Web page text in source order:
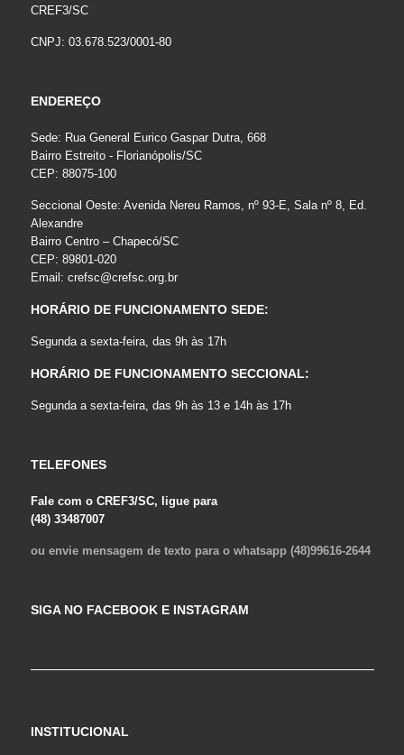
CREF3/SC
CNPJ: 03.678.523/0001-80
ENDEREÇO
Sede: Rua General Eurico Gaspar Dutra, 668
Bairro Estreito - Florianópolis/SC
CEP: 88075-100
Seccional Oeste: Avenida Nereu Ramos, nº 93-E, Sala nº 8, Ed.
Alexandre
Bairro Centro – Chapecó/SC
CEP: 89801-020
Email: crefsc@crefsc.org.br
HORÁRIO DE FUNCIONAMENTO SEDE:
Segunda a sexta-feira, das 9h às 17h
HORÁRIO DE FUNCIONAMENTO SECCIONAL:
Segunda a sexta-feira, das 9h às 13 e 14h às 17h
TELEFONES
Fale com o CREF3/SC, ligue para
(48) 33487007
ou envie mensagem de texto para o whatsapp (48)99616-2644
SIGA NO FACEBOOK E INSTAGRAM
INSTITUCIONAL